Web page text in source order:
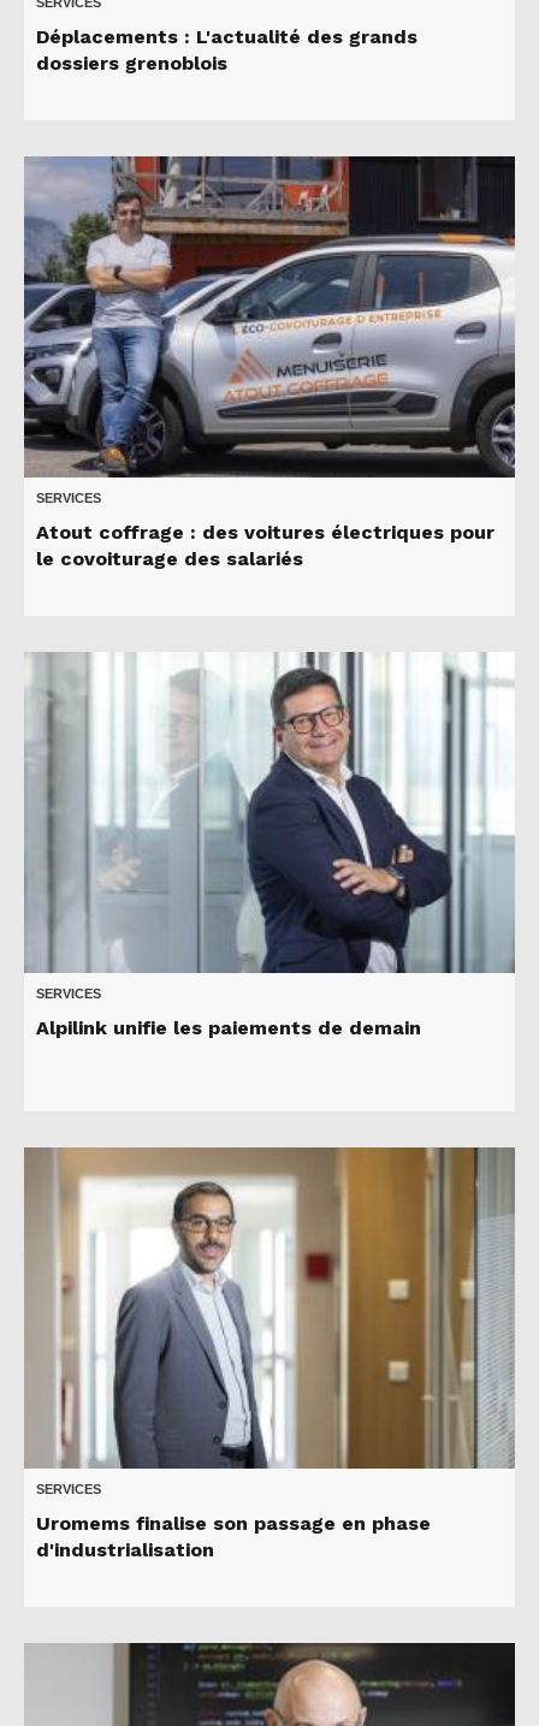
Déplacements : L'actualité des grands
dossiers grenoblois
SERVICES
Atout coffrage : des voitures électriques pour
le covoiturage des salariés
SERVICES
Alpilink unifie les paiements de demain
SERVICES
Uromems finalise son passage en phase
d'industrialisation